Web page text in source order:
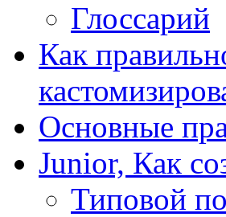
Глоссарий
Как
Основные
Junior, Как
Типовой